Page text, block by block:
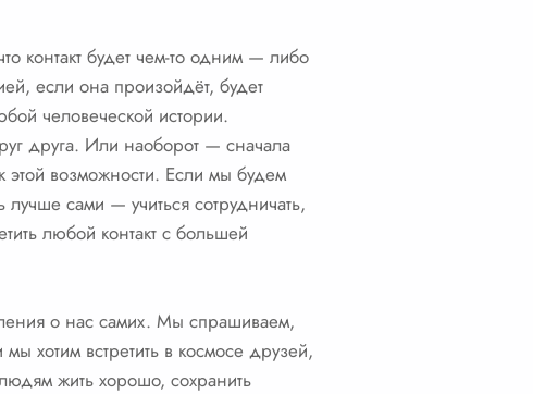
контакт будет чем-то одним — либо
если она произойдёт, будет
человеческой истории.
друга. Или наоборот — сначала
этой возможности. Если мы будем
лучше сами — учиться сотрудничать,
любой контакт с большей
о нас самих. Мы спрашиваем,
хотим встретить в космосе друзей,
жить хорошо, сохранить